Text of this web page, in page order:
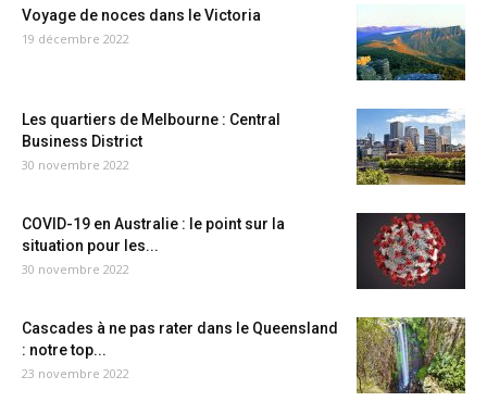
Voyage de noces dans le Victoria
19 décembre 2022
Les quartiers de Melbourne : Central
Business District
30 novembre 2022
COVID-19 en Australie : le point sur la
situation pour les...
30 novembre 2022
Cascades à ne pas rater dans le Queensland
: notre top...
23 novembre 2022